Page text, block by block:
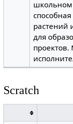
школьном
растений
для
Scratch